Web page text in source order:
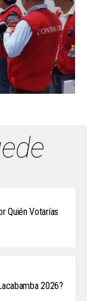
Quién Votarías
2026?